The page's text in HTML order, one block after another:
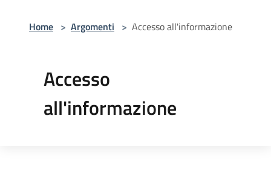
Home > Argomenti > Accesso all'informazione
Accesso
all'informazione